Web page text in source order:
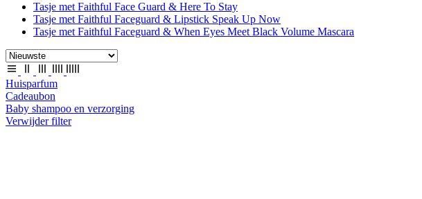
Tasje met Faithful Face Guard & Here To Stay
Tasje met Faithful Faceguard & Lipstick Speak Up Now
Tasje met Faithful Faceguard & When Eyes Meet Black Volume Mascara
Huisparfum
Cadeaubon
Baby shampoo en verzorging
Verwijder filter